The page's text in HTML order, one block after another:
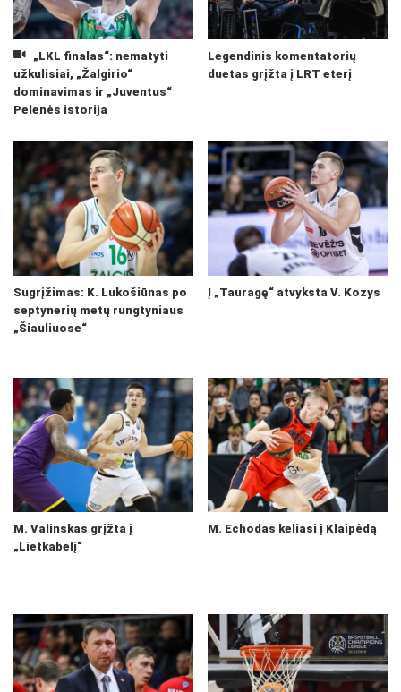
„LKL finalas“: nematyti
užkulisiai, „Žalgirio“
dominavimas ir „Juventus“
Pelenės istorija
Legendinis komentatorių
duetas grįžta į LRT eterį
Sugrįžimas: K. Lukošiūnas po
septynerių metų rungtyniaus
„Šiauliuose“
Į „Tauragę“ atvyksta V. Kozys
M. Valinskas grįžta į
„Lietkabelį“
M. Echodas keliasi į Klaipėdą